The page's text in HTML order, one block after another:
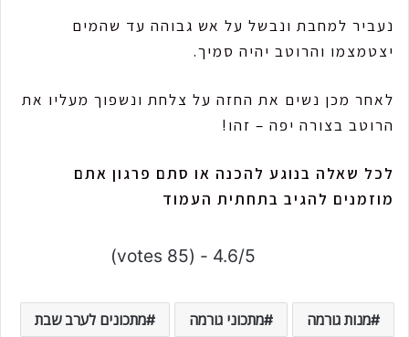
נעביר למחבת ונבשל על אש גבוהה עד שהמים
יצטמצמו והרוטב יהיה סמיך.
לאחר מכן נשים את החזה על צלחת ונשפוך מעליו את
הרוטב בצורה יפה – זהו!
לכל שאלה בנוגע להכנה או סתם פרגון אתם
מוזמנים להגיב בתחתית העמוד
4.6/5 - (85 votes)
מנות גורמה מתכוני גורמה מתכונים לערב שבת